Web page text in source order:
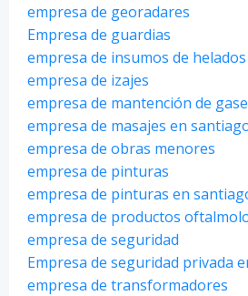
empresa de georadares
Empresa de guardias
empresa de insumos de helados
empresa de izajes
empresa de mantención de
empresa de masajes en
empresa de obras menores
empresa de pinturas
empresa de pinturas en
empresa de productos
empresa de seguridad
Empresa de seguridad privada
empresa de transformadores